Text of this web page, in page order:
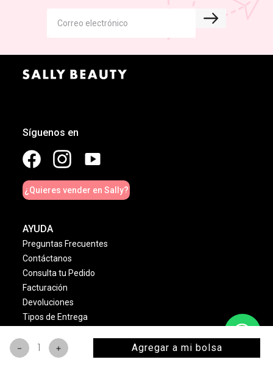
＋
－ Agregar a mi bolsa
Síguenos en
¿Quieres vender en Sally?
AYUDA
Preguntas Frecuentes
Contáctanos
Consulta tu Pedido
Facturación
Devoluciones
Tipos de Entrega
LEGALES